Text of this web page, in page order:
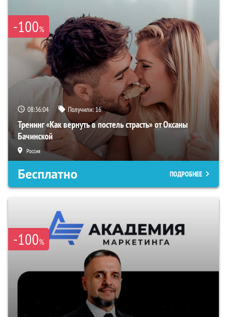
-100%
08:36:03 Получили:16
Тренинг «Как вернуть в постель страсть» от Оксаны
Бачинской
Россия
Бесплатно ПОДРОБНЕЕ
-100%